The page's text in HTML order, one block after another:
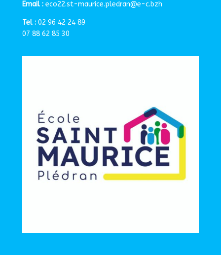
Email :eco22.st-maurice.pledran@e-c.bzh
Tel :02 96 42 24 89
07 88 62 85 30